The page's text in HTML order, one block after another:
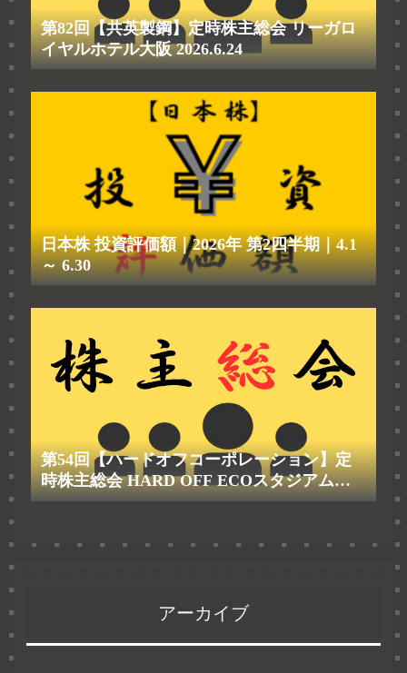
第82回【共英製鋼】定時株主総会 リーガロ
イヤルホテル大阪 2026.6.24
日本株 投資評価額｜2026年 第2四半期｜4.1
～ 6.30
第54回【ハードオフコーポレーション】定
時株主総会 HARD OFF ECOスタジアム新
潟 2026.6.24
アーカイブ